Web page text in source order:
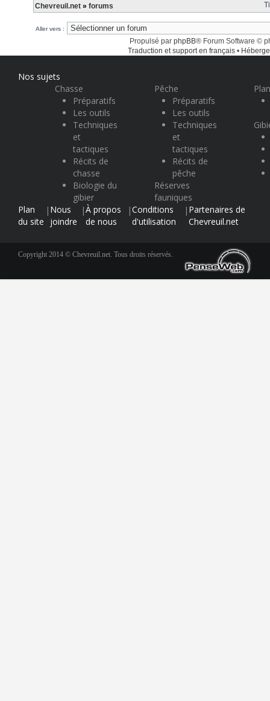
Chevreuil.net » forums
Aller vers :
Propulsé par phpBB® Forum Software ©
Traduction et support en français •
Nos sujets
Chasse
Préparatifs
Les outils
Techniques
et
tactiques
Récits de
chasse
Biologie du
gibier
Pêche
Préparatifs
Les outils
Techniques
et
tactiques
Récits de
pêche
Réserves
fauniques
Plan
du site
| Nous
joindre
|À propos
de nous
|Conditions
d'utilisation
| Partenaires de
Chevreuil.net
Copyright 2014 © Chevreuil.net. Tous droits réservés.